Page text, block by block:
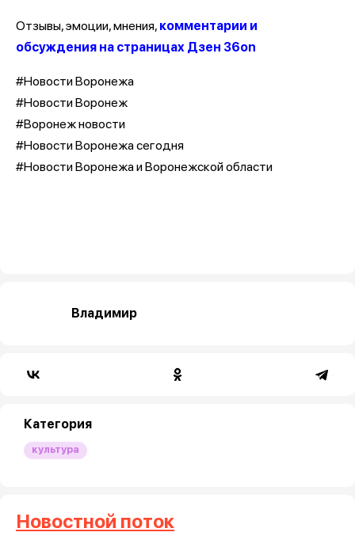
Отзывы, эмоции, мнения, комментарии и
обсуждения на страницах Дзен 36on
#Новости Воронежа
#Новости Воронеж
#Воронеж новости
#Новости Воронежа сегодня
#Новости Воронежа и Воронежской области
Владимир
Категория
культура
Новостной поток